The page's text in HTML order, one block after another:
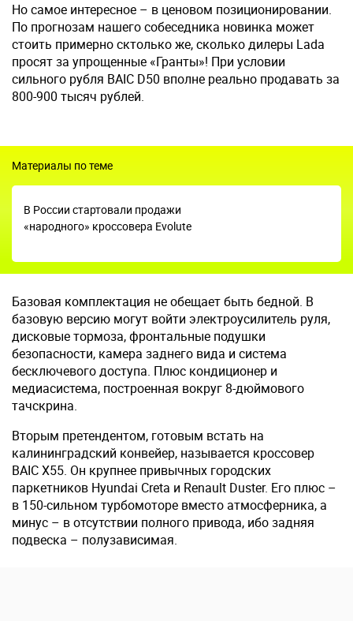
Но самое интересное – в ценовом позиционировании.
По прогнозам нашего собеседника новинка может
стоить примерно сктолько же, сколько дилеры Lada
просят за упрощенные «Гранты»! При условии
сильного рубля BAIC D50 вполне реально продавать за
800-900 тысяч рублей.
Материалы по теме
В России стартовали продажи
«народного» кроссовера Evolute
Базовая комплектация не обещает быть бедной. В
базовую версию могут войти электроусилитель руля,
дисковые тормоза, фронтальные подушки
безопасности, камера заднего вида и система
бесключевого доступа. Плюс кондиционер и
медиасистема, построенная вокруг 8-дюймового
тачскрина.
Вторым претендентом, готовым встать на
калининградский конвейер, называется кроссовер
BAIC X55. Он крупнее привычных городских
паркетников Hyundai Creta и Renault Duster. Его плюс –
в 150-сильном турбомоторе вместо атмосферника, а
минус – в отсутствии полного привода, ибо задняя
подвеска – полузависимая.